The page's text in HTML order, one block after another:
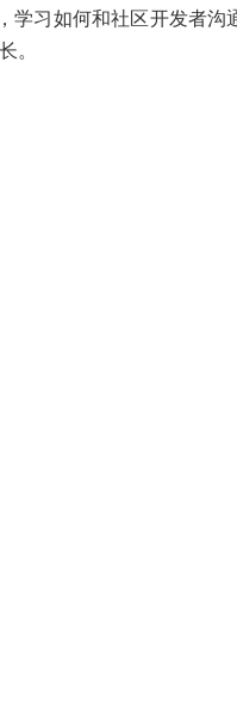
学习如何和社区开发者
。